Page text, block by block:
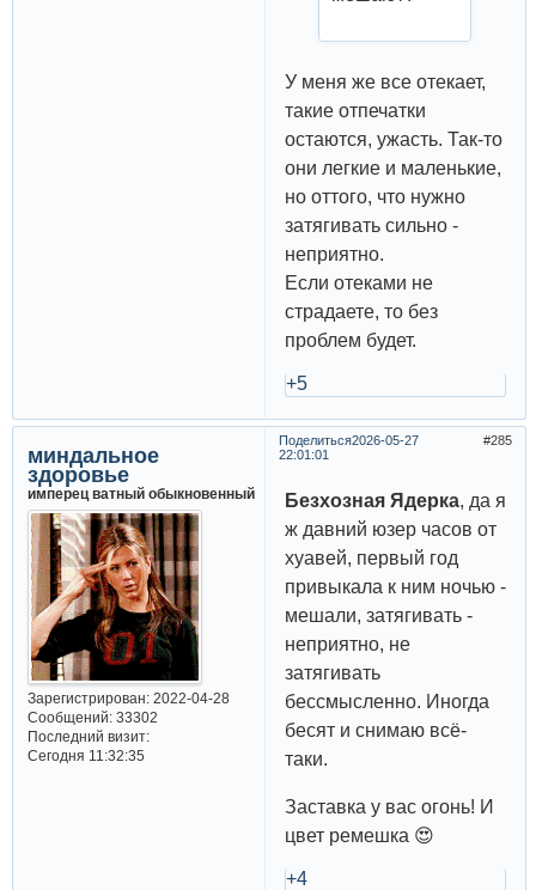
У меня же все отекает,
такие отпечатки
остаются, ужасть. Так-то
они легкие и маленькие,
но оттого, что нужно
затягивать сильно -
неприятно.
Если отеками не
страдаете, то без
проблем будет.
+5
Поделиться 285
2026-05-27
22:01:01
миндальное
здоровье
имперец ватный обыкновенный
Зарегистрирован: 2022-04-28
Сообщений:33302
Последний визит:
Сегодня 11:32:35
Безхозная Ядерка, да я
ж давний юзер часов от
хуавей, первый год
привыкала к ним ночью -
мешали, затягивать -
неприятно, не
затягивать
бессмысленно. Иногда
бесят и снимаю всё-
таки.
Заставка у вас огонь! И
цвет ремешка 😍
+4